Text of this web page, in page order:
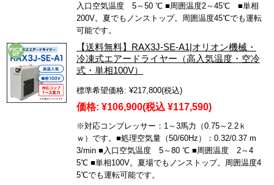
入口空気温度 5～50 ℃ ■周囲温度2～45℃ ■単相
200V。夏でもノンストップ。周囲温度45℃でも運転
可能です。
【送料無料】RAX3J-SE-A1|オリオン機械・
冷凍式エアードライヤー（高入気温度・空冷
式・単相100V）
標準希望価格: ¥217,800(税込)
価格: ¥106,900(税込 ¥117,590)
※対応コンプレッサー：1～3馬力（0.75～2.2ｋ
ｗ）です。■処理空気量（50/60Hz）：0.32/0.37 m
3/min ■入口空気温度 5～80 ℃ ■周囲温度 2～4
5℃ ■単相100V。夏場でもノンストップ。周囲温度4
5℃でも運転可能です。